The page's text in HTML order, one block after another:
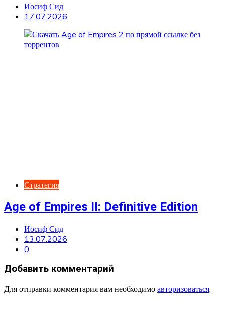
Иосиф Сид
17.07.2026
Стратегия
Age of Empires II: Definitive Edition
Иосиф Сид
13.07.2026
0
Добавить комментарий
Для отправки комментария вам необходимо авторизоваться